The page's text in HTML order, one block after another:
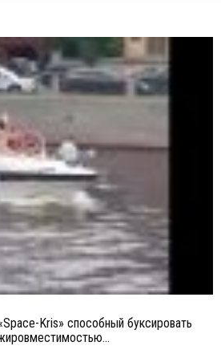
Kris» способный буксировать